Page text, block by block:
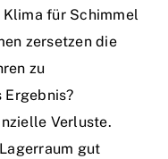
für Schimmel
zersetzen die
zu
Ergebnis?
Verluste.
gut